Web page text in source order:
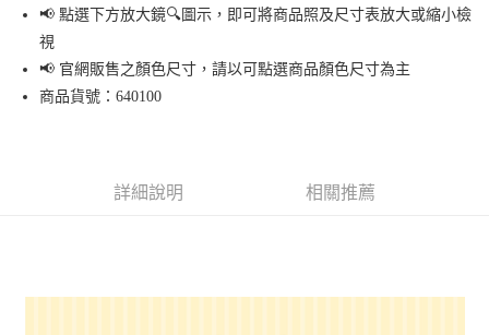
Apple Pay
街口支付
悠遊付
2.付款方式選擇「大哥付你分期」，訂單成立後會自動跳轉到大哥付的交易
📢 點選下方放大鏡🔍圖示，即可將商品照及尺寸表放大或縮小檢
視
📢 官網販售之顏色尺寸，請以可點選商品顏色尺寸為主
商品貨號：640100
詳細說明 相關推薦